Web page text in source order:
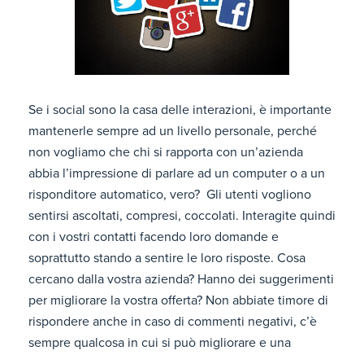
Se i social sono la casa delle interazioni, è importante
mantenerle sempre ad un livello personale, perché
non vogliamo che chi si rapporta con un’azienda
abbia l’impressione di parlare ad un computer o a un
risponditore automatico, vero? Gli utenti vogliono
sentirsi ascoltati, compresi, coccolati. Interagite quindi
con i vostri contatti facendo loro domande e
soprattutto stando a sentire le loro risposte. Cosa
cercano dalla vostra azienda? Hanno dei suggerimenti
per migliorare la vostra offerta? Non abbiate timore di
rispondere anche in caso di commenti negativi, c’è
sempre qualcosa in cui si può migliorare e una